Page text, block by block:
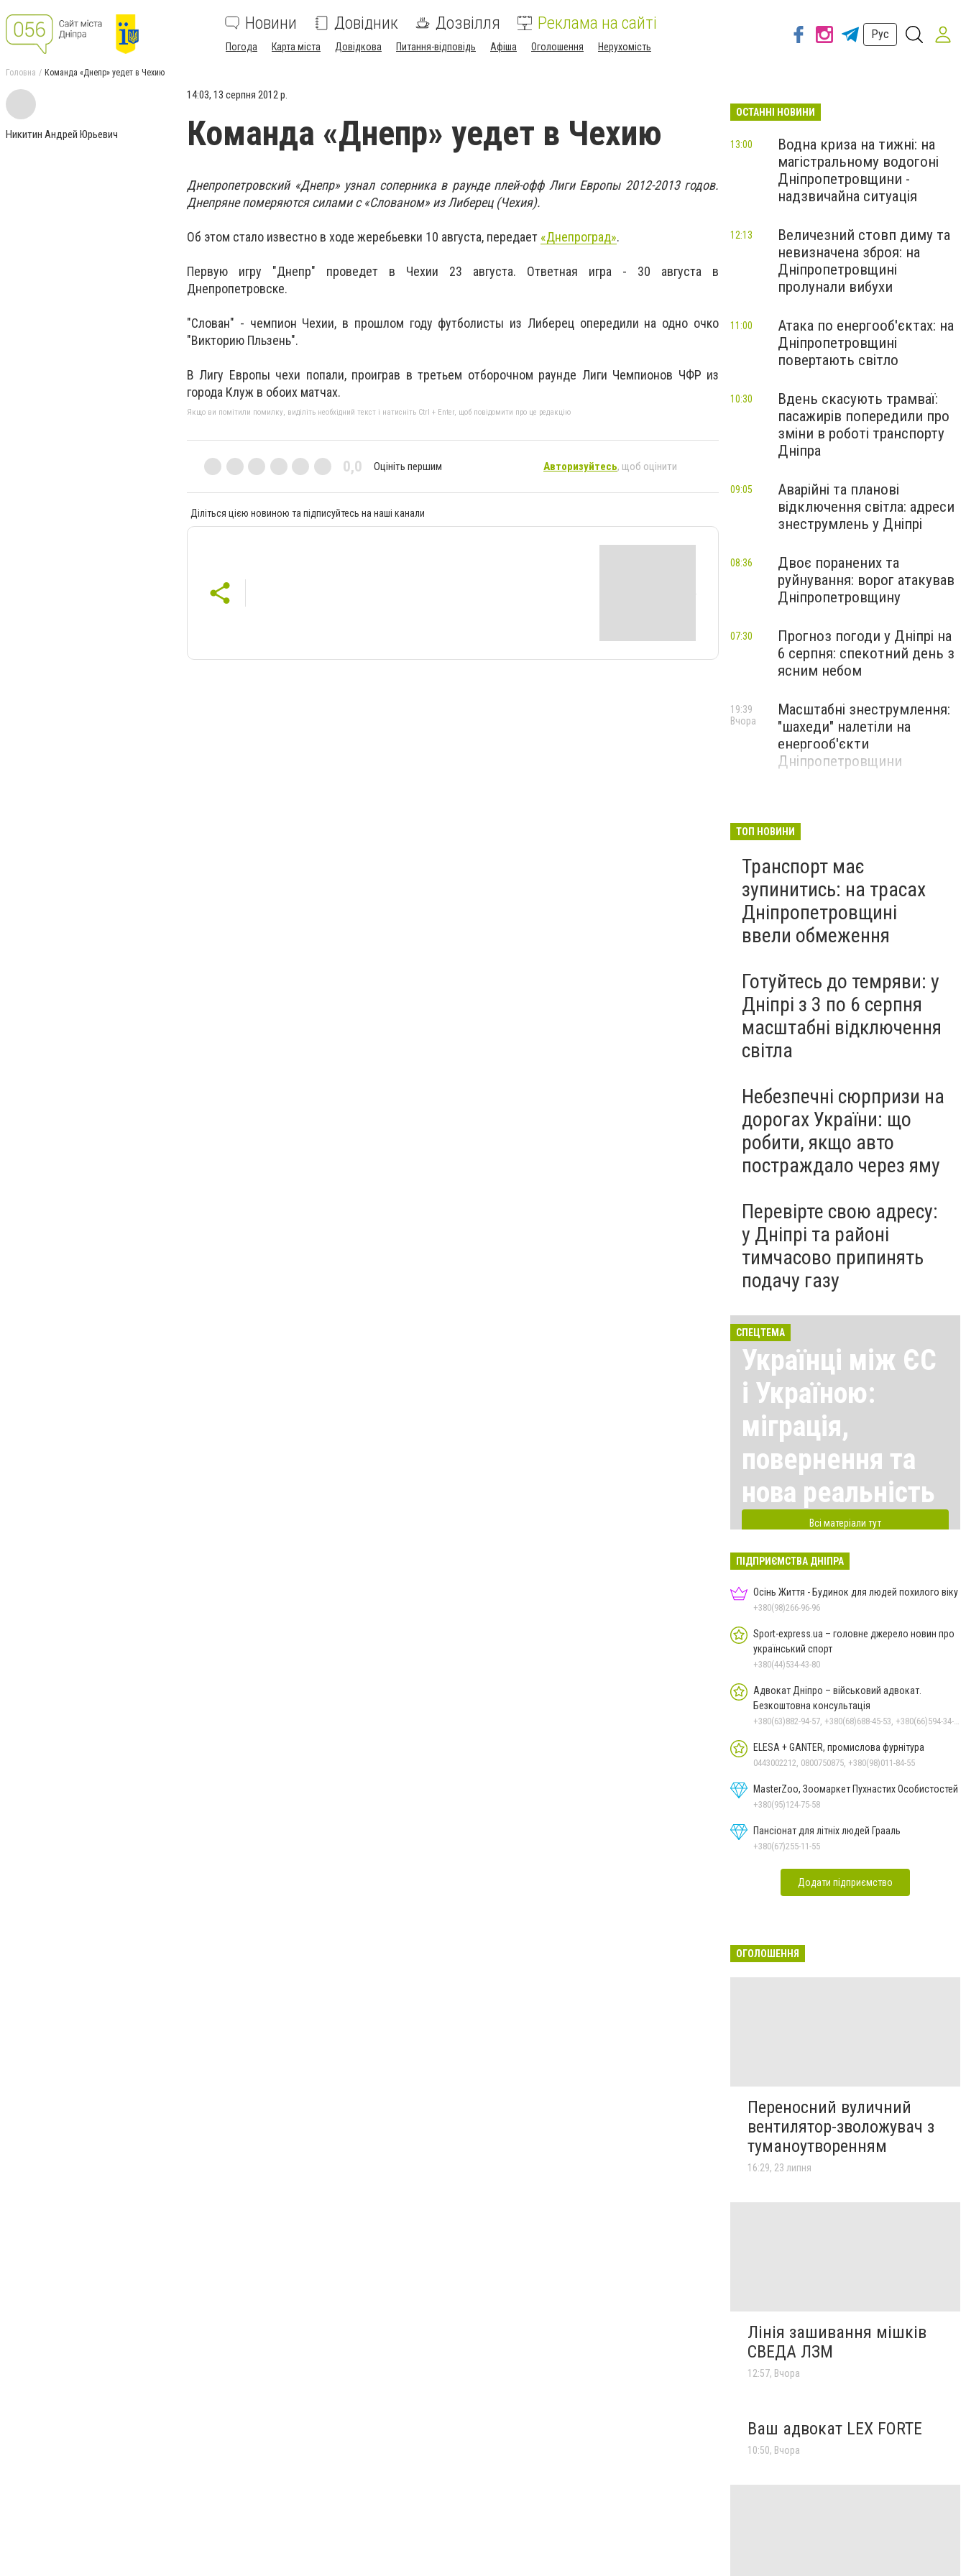
Новини Довідник Дозвілля Реклама на сайті
Погода Карта міста Довідкова Питання-відповідь Афіша Оголошення Нерухомість
Рус
Головна Команда «Днепр» уедет в Чехию
Никитин Андрей Юрьевич
14:03, 13 серпня 2012 р.
Команда «Днепр» уедет в Чехию
Днепропетровский «Днепр» узнал соперника в раунде плей-офф Лиги Европы 2012-2013 годов.
Днепряне померяются силами с «Слованом» из Либерец (Чехия).
Об этом стало известно в ходе жеребьевки 10 августа, передает «Днепроград».
Первую игру "Днепр" проведет в Чехии 23 августа. Ответная игра - 30 августа в
Днепропетровске.
"Слован" - чемпион Чехии, в прошлом году футболисты из Либерец опередили на одно очко
"Викторию Пльзень".
В Лигу Европы чехи попали, проиграв в третьем отборочном раунде Лиги Чемпионов ЧФР из
города Клуж в обоих матчах.
Якщо ви помітили помилку, виділіть необхідний текст і натисніть Ctrl + Enter, щоб повідомити про це редакцію
0,0 Оцініть першим Авторизуйтесь, щоб оцінити
Діліться цією новиною та підписуйтесь на наші канали
ОСТАННІ НОВИНИ
Водна криза на тижні: на
магістральному водогоні
Дніпропетровщини -
надзвичайна ситуація
13:00
Величезний стовп диму та
невизначена зброя: на
Дніпропетровщині
пролунали вибухи
12:13
Атака по енергооб'єктах: на
Дніпропетровщині
повертають світло
11:00
Вдень скасують трамваї:
пасажирів попередили про
зміни в роботі транспорту
Дніпра
10:30
Аварійні та планові
відключення світла: адреси
знеструмлень у Дніпрі
09:05
Двоє поранених та
руйнування: ворог атакував
Дніпропетровщину
08:36
Прогноз погоди у Дніпрі на
6 серпня: спекотний день з
ясним небом
07:30
Масштабні знеструмлення:
"шахеди" налетіли на
енергооб'єкти
Дніпропетровщини
19:39
Вчора
ТОП НОВИНИ
Транспорт має
зупинитись: на трасах
Дніпропетровщині
ввели обмеження
Готуйтесь до темряви: у
Дніпрі з 3 по 6 серпня
масштабні відключення
світла
Небезпечні сюрпризи на
дорогах України: що
робити, якщо авто
постраждало через яму
Перевірте свою адресу:
у Дніпрі та районі
тимчасово припинять
подачу газу
СПЕЦТЕМА
Українці між ЄС
і Україною:
міграція,
повернення та
нова реальність
Всі матеріали тут
ПІДПРИЄМСТВА ДНІПРА
Осінь Життя - Будинок для людей похилого віку
+380(98)266-96-96
Sport-express.ua – головне джерело новин про
український спорт
+380(44)534-43-80
Адвокат Дніпро – військовий адвокат.
Безкоштовна консультація
ELESA + GANTER, промислова фурнітура
0443002212, 0800750875, +380(98)011-84-55
MasterZoo, Зоомаркет Пухнастих Особистостей
+380(95)124-75-58
Пансіонат для літніх людей Грааль
+380(67)255-11-55
Додати підприємство
ОГОЛОШЕННЯ
Переносний вуличний
вентилятор-зволожувач з
туманоутворенням
16:29, 23 липня
Лінія зашивання мішків
СВЕДА ЛЗМ
12:57, Вчора
Ваш адвокат LEX FORTE
10:50, Вчора